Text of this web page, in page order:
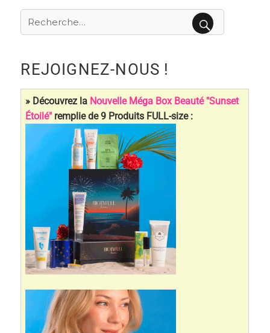
Recherche
pour
REJOIGNEZ-NOUS !
» Découvrez la Nouvelle Méga Box Beauté "Sunset
Étoilé" remplie de 9 Produits FULL-size :